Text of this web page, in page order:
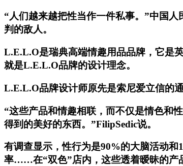
“人们越来越把性当作一件私事。”中国
判的敌人。
L.E.L.O是瑞典高端情趣用品品牌，它是
就是L.E.L.O品牌的设计理念。
L.E.L.O品牌设计师原先是索尼爱立信的
“这些产品和情趣相联，而不仅是情色和
得到的美好的东西。”FilipSedic说。
有调查显示，性行为是90%的大脑活动
率……在“双色”店内，这些透着暧昧的产